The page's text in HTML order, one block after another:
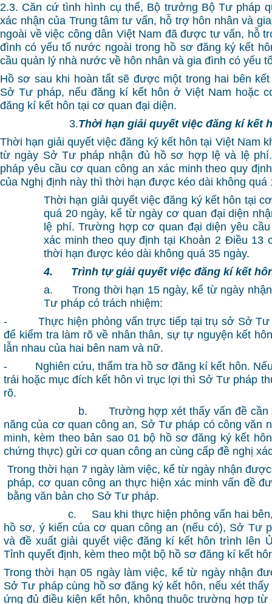
2.3. Căn cứ tình hình cụ thể, Bộ trưởng Bộ Tư pháp
xác nhận của Trung tâm tư vấn, hỗ trợ hôn nhân và
ngoài về việc công dân Việt Nam đã được tư vấn, hỗ
đình có yếu tố nước ngoài trong hồ sơ đăng ký kết
cầu quản lý nhà nước về hôn nhân và gia đình có yếu
Hồ sơ sau khi hoàn tất sẽ được một trong hai bên
Sở Tư pháp, nếu đăng kí kết hôn ở Việt Nam hoặc
đăng kí kết hôn tại cơ quan đại diện.
3.Thời hạn giải quyết việc đăng kí kết
Thời hạn giải quyết việc đăng ký kết hôn tại Việt Nam
từ ngày Sở Tư pháp nhận đủ hồ sơ hợp lệ và lệ
pháp yêu cầu cơ quan công an xác minh theo quy
của Nghị định này thì thời hạn được kéo dài không quá
Thời hạn giải quyết việc đăng ký kết hôn tại
quá 20 ngày, kể từ ngày cơ quan đại diện
lệ phí. Trường hợp cơ quan đại diện yêu
xác minh theo quy định tại Khoản 2 Điều 13
thời hạn được kéo dài không quá 35 ngày.
4. Trình tự giải quyết việc đăng kí kết
a. Trong thời hạn 15 ngày, kể từ ngày
Tư pháp có trách nhiệm:
- Thực hiện phỏng vấn trực tiếp tại trụ sở Sở Tư
để kiểm tra làm rõ về nhân thân, sự tự nguyện kết
lẫn nhau của hai bên nam và nữ.
- Nghiên cứu, thẩm tra hồ sơ đăng kí kết hôn. Nếu
trái hoặc mục đích kết hôn vì trục lợi thì Sở Tư pháp
rõ.
b. Trường hợp xét thấy vấn đề cần xác
năng của cơ quan công an, Sở Tư pháp có công văn
minh, kèm theo bản sao 01 bộ hồ sơ đăng ký kết
chứng thực) gửi cơ quan công an cùng cấp đề nghị
Trong thời hạn 7 ngày làm việc, kể từ ngày nhận
pháp, cơ quan công an thực hiện xác minh vấn đề
bằng văn bản cho Sở Tư pháp.
c. Sau khi thực hiện phỏng vấn hai bên,
hồ sơ, ý kiến của cơ quan công an (nếu có), Sở Tư
và đề xuất giải quyết việc đăng kí kết hôn trình lên
Tỉnh quyết định, kèm theo một bộ hồ sơ đăng kí kết
Trong thời hạn 05 ngày làm việc, kể từ ngày nhận
Sở Tư pháp cùng hồ sơ đăng ký kết hôn, nếu xét
ứng đủ điều kiện kết hôn, không thuộc trường hợp từ